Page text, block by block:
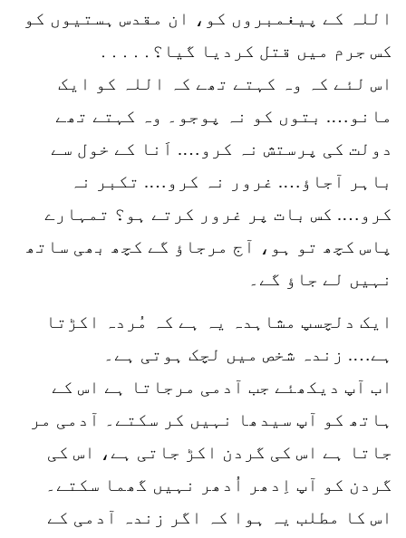
اللہ کے پیغمبروں کو، ان مقدس ہستیوں کو
کس جرم میں قتل کردیا گیا؟․․․․․
اس لئے کہ وہ کہتے تھے کہ اللہ کو ایک
مانو…. بتوں کو نہ پوجو۔ وہ کہتے تھے
دولت کی پرستش نہ کرو…. اَنا کے خول سے
باہر آجاؤ…. غرور نہ کرو…. تکبر نہ
کرو…. کس بات پر غرور کرتے ہو؟ تمہارے
پاس کچھ تو ہو، آج مرجاؤ گے کچھ بھی ساتھ
نہیں لے جاؤ گے۔
ایک دلچسپ مشاہدہ یہ ہے کہ مُردہ اکڑتا
ہے…. زندہ شخص میں لچک ہوتی ہے۔
اب آپ دیکھئے جب آدمی مرجاتا ہے اس کے
ہاتھ کو آپ سیدھا نہیں کر سکتے۔ آدمی مر
جاتا ہے اس کی گردن اکڑ جاتی ہے، اس کی
گردن کو آپ اِدھر اُدھر نہیں گھما سکتے۔
اس کا مطلب یہ ہوا کہ اگر زندہ آدمی کے